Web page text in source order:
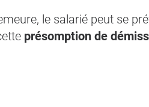
le salarié peut se
présomption de